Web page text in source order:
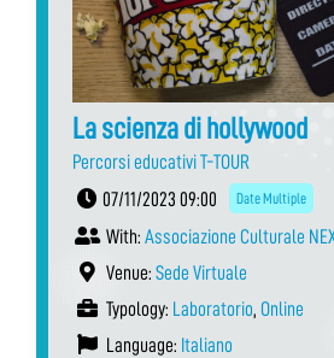
La scienza di hollywood
Percorsi educativi T-TOUR
07/11/2023 09:00
Date Multiple
With: Associazione Culturale
Venue: Sede Virtuale
Typology: Laboratorio, Online
Language: Italiano